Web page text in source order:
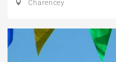
Charencey